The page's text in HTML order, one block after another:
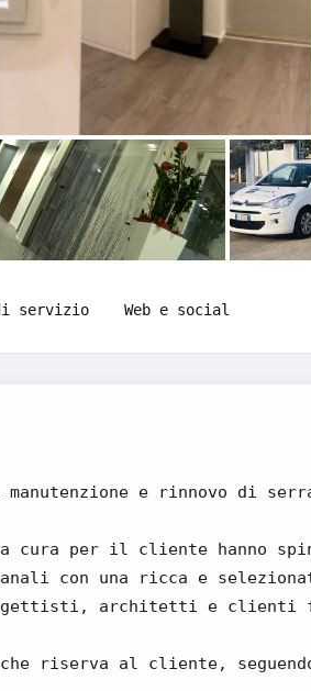
servizio Web e social
e rinnovo di
per il cliente hanno
con una ricca e
progettisti, architetti e
riserva al cliente,